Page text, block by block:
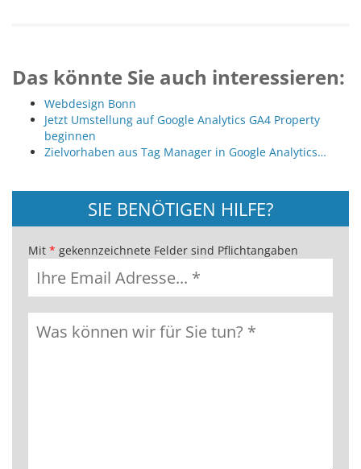
Das könnte Sie auch interessieren:
Webdesign Bonn
Jetzt Umstellung auf Google Analytics GA4 Property
beginnen
Zielvorhaben aus Tag Manager in Google Analytics…
SIE BENÖTIGEN HILFE?
Mit * gekennzeichnete Felder sind Pflichtangaben